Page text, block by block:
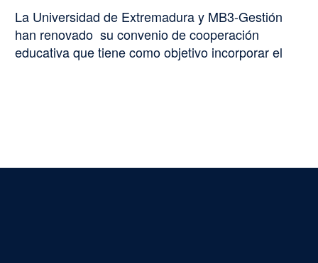
La Universidad de Extremadura y MB3-Gestión
han renovado su convenio de cooperación
educativa que tiene como objetivo incorporar el